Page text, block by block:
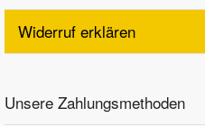
Widerruf erklären
Unsere Zahlungsmethoden